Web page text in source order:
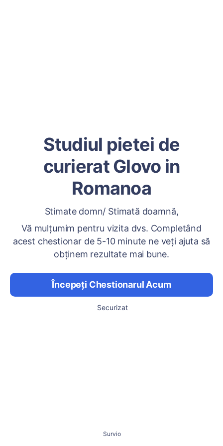
Studiul pietei de
curierat Glovo in
Romanoa
Stimate domn/ Stimată doamnă,
Vă mulțumim pentru vizita dvs. Completând
acest chestionar de 5-10 minute ne veți ajuta să
obținem rezultate mai bune.
Începeți Chestionarul Acum
Securizat
Survio